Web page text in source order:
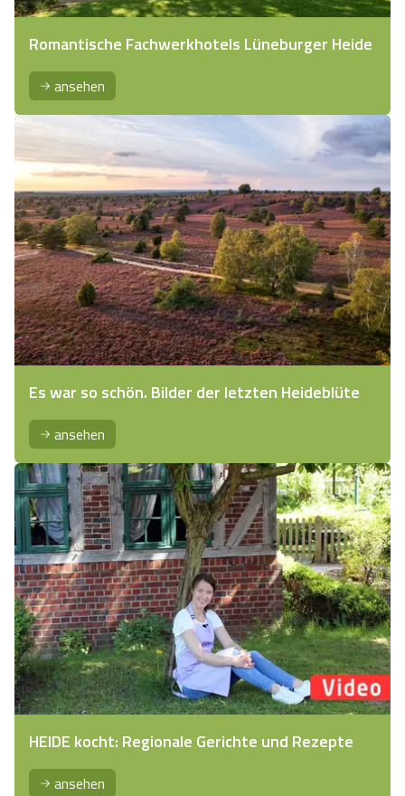
Romantische Fachwerkhotels Lüneburger Heide
ansehen
Es war so schön. Bilder der letzten Heideblüte
ansehen
HEIDE kocht: Regionale Gerichte und Rezepte
ansehen